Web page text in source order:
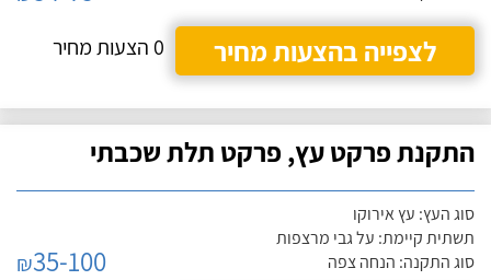
לצפייה בהצעות מחיר
0 הצעות מחיר
התקנת פרקט עץ, פרקט תלת שכבתי
סוג העץ: עץ אירוקו
תשתית קיימת: על גבי מרצפות
סוג התקנה: הנחה צפה
₪35-100